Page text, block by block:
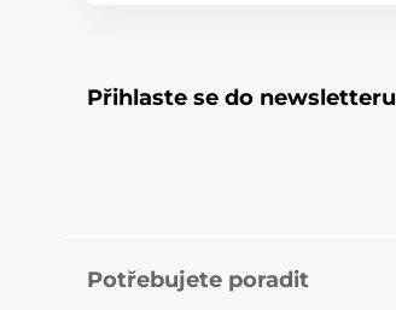
Přihlaste se do newsletteru
Potřebujete poradit